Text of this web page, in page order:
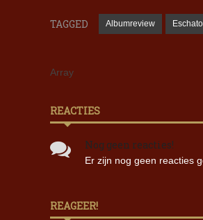
TAGGED Albumreview
Array
REACTIES
Nog geen reacties!
Er zijn nog geen reacties
REAGEER!